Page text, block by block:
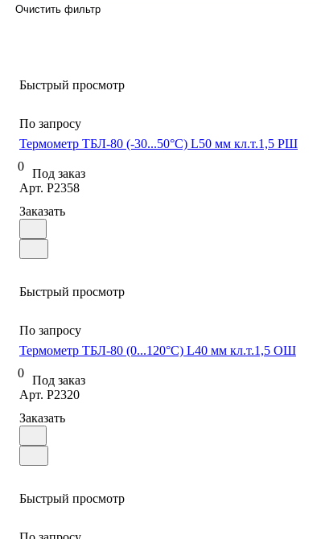
Очистить фильтр
Быстрый просмотр
По запросу
Термометр ТБЛ-80 (-30...50°C) L50 мм кл.т.1,5 РШ
0
Под заказ
Арт. P2358
Заказать
Быстрый просмотр
По запросу
Термометр ТБЛ-80 (0...120°C) L40 мм кл.т.1,5 ОШ
0
Под заказ
Арт. P2320
Заказать
Быстрый просмотр